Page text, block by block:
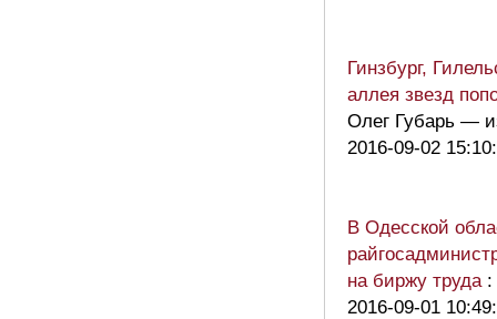
Гинзбург,
аллея звезд
Олег Губарь —
2016-09-02
В Одесской
на биржу труда :
2016-09-01